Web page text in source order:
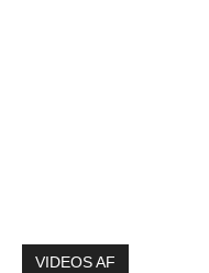
VIDEOS AF